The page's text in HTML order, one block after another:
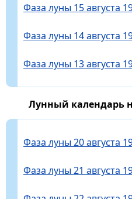
Фаза луны 15 августа
Фаза луны 14 августа
Фаза луны 13 августа
Лунный календарь
Фаза луны 20 августа
Фаза луны 21 августа